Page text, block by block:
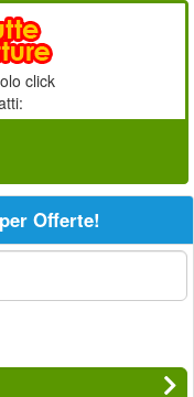
click
Offerte!